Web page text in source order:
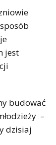
jest
budować
–
dzisiaj